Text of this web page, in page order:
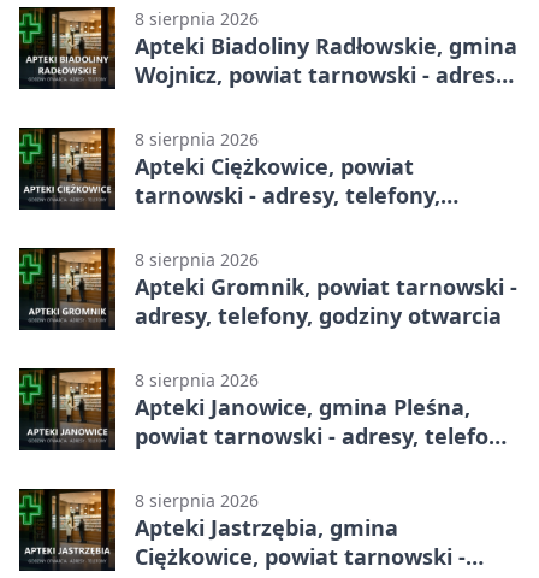
8 sierpnia 2026
Apteki Biadoliny Radłowskie, gmina
Wojnicz, powiat tarnowski - adresy,
8 sierpnia 2026
Apteki Ciężkowice, powiat
tarnowski - adresy, telefony,
8 sierpnia 2026
Apteki Gromnik, powiat tarnowski -
adresy, telefony, godziny otwarcia
8 sierpnia 2026
Apteki Janowice, gmina Pleśna,
powiat tarnowski - adresy, telefony,
8 sierpnia 2026
Apteki Jastrzębia, gmina
Ciężkowice, powiat tarnowski -